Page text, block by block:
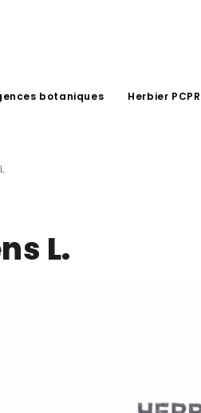
botaniques Herbier PCPR
L.